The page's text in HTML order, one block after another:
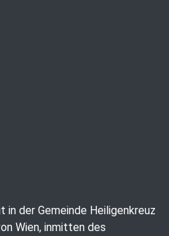
der Gemeinde Heiligenkreuz
Wien, inmitten des